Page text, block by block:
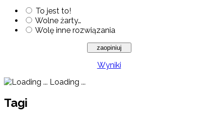
To jest to!
Wolne żarty…
Wolę inne rozwiązania
Wyniki
Loading ...
Tagi